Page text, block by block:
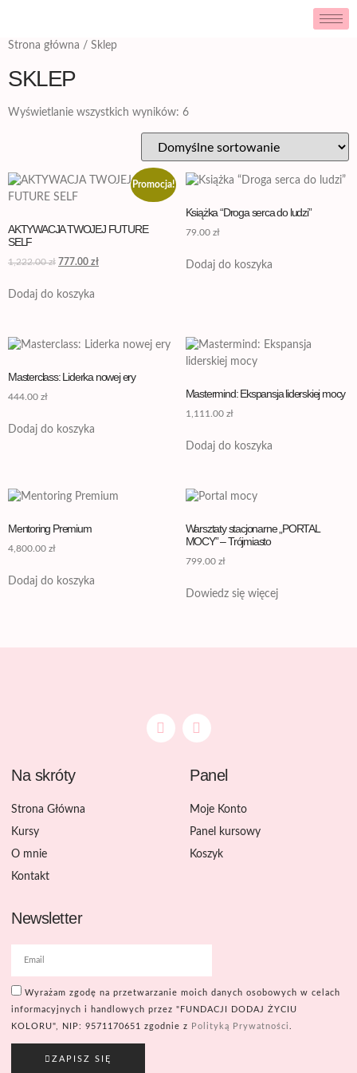
Strona główna / Sklep
SKLEP
Wyświetlanie wszystkich wyników: 6
Promocja!
AKTYWACJA TWOJEJ FUTURE
SELF
1,222.00zł 777.00 zł
Dodaj do koszyka
Książka “Droga serca do ludzi”
79.00 zł
Dodaj do koszyka
Masterclass: Liderka nowej ery
444.00 zł
Dodaj do koszyka
Mastermind: Ekspansja liderskiej mocy
1,111.00 zł
Dodaj do koszyka
Mentoring Premium
4,800.00 zł
Dodaj do koszyka
Warsztaty stacjonarne „PORTAL
MOCY” – Trójmiasto
799.00 zł
Dowiedz się więcej
Na skróty
Strona Główna
Kursy
O mnie
Kontakt
Panel
Moje Konto
Panel kursowy
Koszyk
Newsletter
Wyrażam zgodę na przetwarzanie moich danych osobowych w celach
informacyjnych i handlowych przez "FUNDACJI DODAJ ŻYCIU
KOLORU", NIP: 9571170651 zgodnie z
Polityką Prywatności
ZAPISZ SIĘ